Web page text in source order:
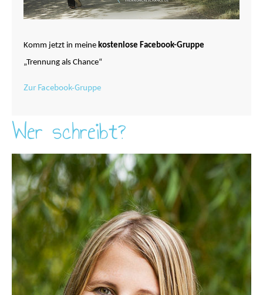
Komm jetzt in meine kostenlose Facebook-Gruppe
„Trennung als Chance“
Zur Facebook-Gruppe
Wer schreibt?